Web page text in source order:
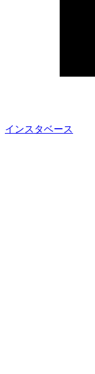
インスタベース